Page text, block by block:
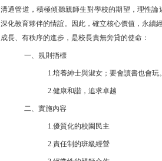
溝通管道，積極傾聽親師生對學校的期望，理性
深化教育夥伴的情誼。因此，確立核心價值，永續
成長、有秩序的進步，是校長責無旁貸的使命：
一、規則指標
1.培養紳士與淑女；要會讀書也會玩。
2.健康和諧，追求卓越
二、實施內容
1.優質化的校園民主
2.責任制的班級經營